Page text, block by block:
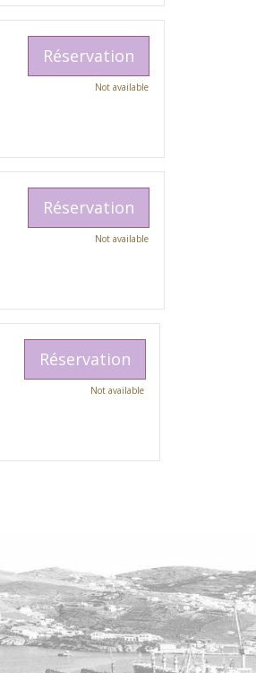
Réservation
Not available
Réservation
Not available
Réservation
Not available